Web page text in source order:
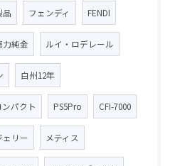
品 フェンディ FENDI
力純金 ルイ・ロデレール
白州12年
ンパクト PS5Pro CFI-7000
ェリー メティス